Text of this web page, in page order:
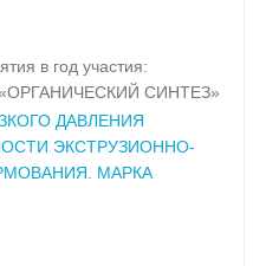
в год участия:
СИНТЕЗ»
ДАВЛЕНИЯ
ЭКСТРУЗИОННО-
МАРКА